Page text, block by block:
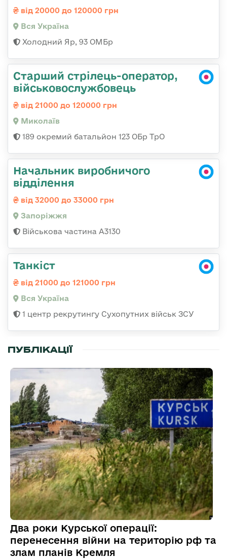
від 20000 до 120000 грн
Вся Україна
Холодний Яр, 93 ОМБр
Старший стрілець-оператор,
військовослужбовець
від 21000 до 120000 грн
Миколаїв
189 окремий батальйон 123 ОБр ТрО
Начальник виробничого
відділення
від 32000 до 33000 грн
Запоріжжя
Військова частина А3130
Танкіст
від 21000 до 121000 грн
Вся Україна
1 центр рекрутингу Сухопутних військ ЗСУ
ПУБЛІКАЦІЇ
Два роки Курської операції:
перенесення війни на територію рф та
злам планів Кремля